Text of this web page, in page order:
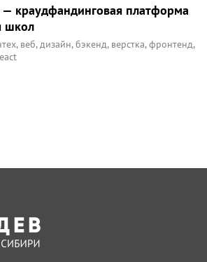
— краудфандинговая платформа
школ
, веб,дизайн,бэкенд, верстка,фронтенд,